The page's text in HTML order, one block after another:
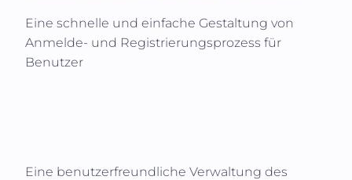
Eine schnelle und einfache Gestaltung von
Anmelde- und Registrierungsprozess für
Benutzer
Eine benutzerfreundliche Verwaltung des